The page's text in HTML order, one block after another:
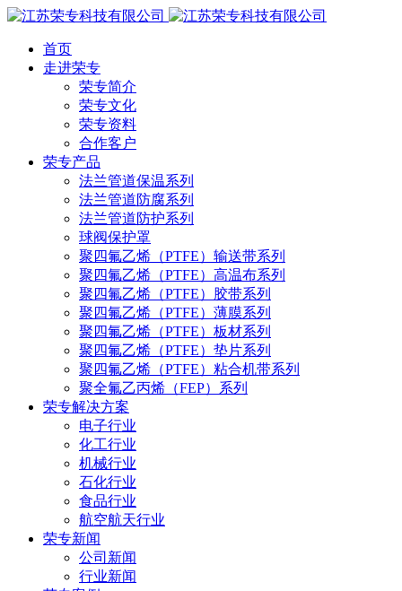
首页
走进荣专
荣专简介
荣专文化
荣专资料
合作客户
荣专产品
法兰管道保温系列
法兰管道防腐系列
法兰管道防护系列
球阀保护罩
聚四氟乙烯（PTFE）输送带系列
聚四氟乙烯（PTFE）高温布系列
聚四氟乙烯（PTFE）胶带系列
聚四氟乙烯（PTFE）薄膜系列
聚四氟乙烯（PTFE）板材系列
聚四氟乙烯（PTFE）垫片系列
聚四氟乙烯（PTFE）粘合机带系列
聚全氟乙丙烯（FEP）系列
荣专解决方案
电子行业
化工行业
机械行业
石化行业
食品行业
航空航天行业
荣专新闻
公司新闻
行业新闻